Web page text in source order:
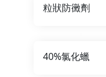
粒狀防黴劑
40%氯化蠟